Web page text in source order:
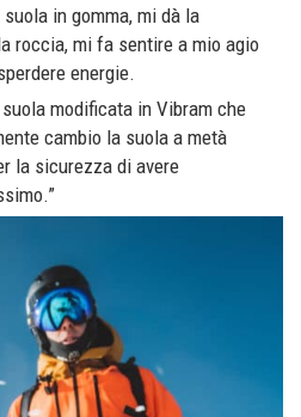
in gomma, mi dà la
roccia, mi fa sentire a mio agio
energie.
modificata in Vibram che
cambio la suola a metà
la sicurezza di avere